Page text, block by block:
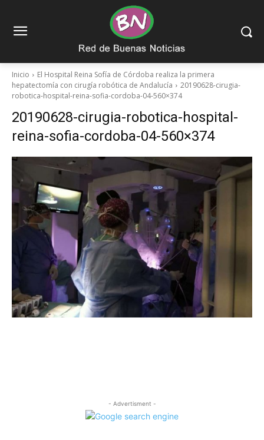
Inicio
El Hospital Reina Sofía de Córdoba realiza la primera
hepatectomía con cirugía robótica de Andalucía
20190628-cirugia-
robotica-hospital-reina-sofia-cordoba-04-560×374
20190628-cirugia-robotica-hospital-
reina-sofia-cordoba-04-560×374
- Advertisment -